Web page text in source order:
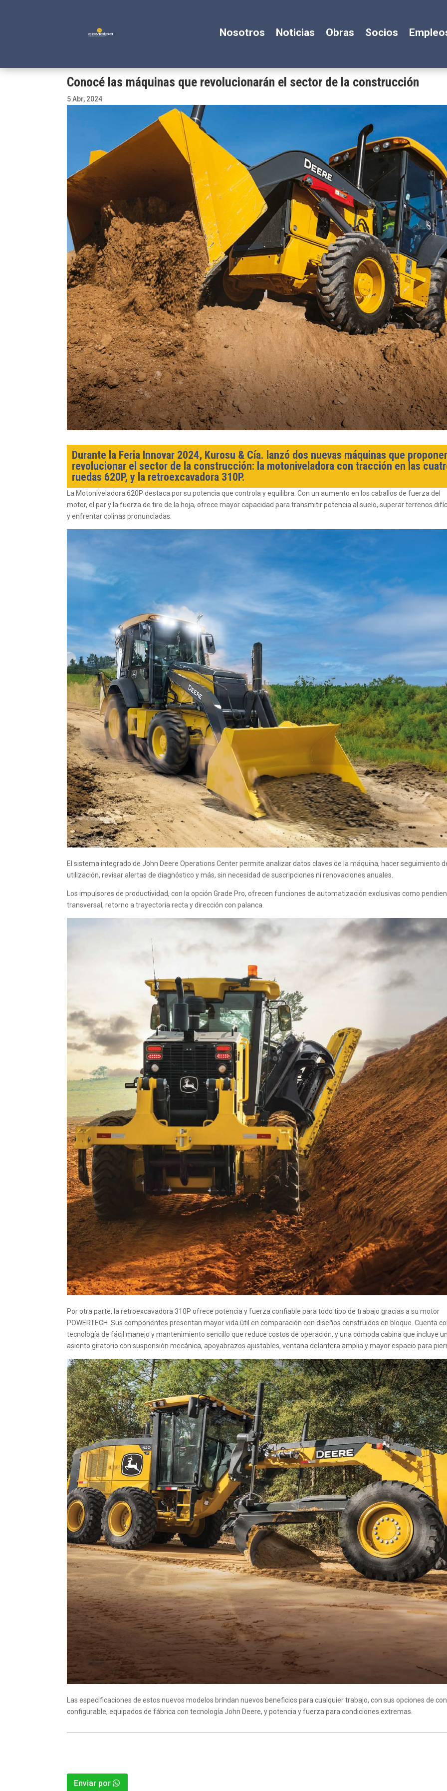
Nosotros Noticias Obras Socios
Conocé las máquinas que revolucionarán el sector de la construcción
5 Abr, 2024
Durante la Feria Innovar 2024, Kurosu & Cía. lanzó dos nuevas máquinas que
revolucionar el sector de la construcción: la motoniveladora con tracción en las
ruedas 620P, y la retroexcavadora 310P.
La Motoniveladora 620P destaca por su potencia que controla y equilibra. Con un aumento en los caballos de fuerza del
motor, el par y la fuerza de tiro de la hoja, ofrece mayor capacidad para transmitir potencia al suelo, superar terrenos
y enfrentar colinas pronunciadas.
El sistema integrado de John Deere Operations Center permite analizar datos claves de la máquina, hacer seguimiento
utilización, revisar alertas de diagnóstico y más, sin necesidad de suscripciones ni renovaciones anuales.
Los impulsores de productividad, con la opción Grade Pro, ofrecen funciones de automatización exclusivas como
transversal, retorno a trayectoria recta y dirección con palanca.
Por otra parte, la retroexcavadora 310P ofrece potencia y fuerza confiable para todo tipo de trabajo gracias a su motor
POWERTECH. Sus componentes presentan mayor vida útil en comparación con diseños construidos en bloque. Cuenta
tecnología de fácil manejo y mantenimiento sencillo que reduce costos de operación, y una cómoda cabina que incluye
asiento giratorio con suspensión mecánica, apoyabrazos ajustables, ventana delantera amplia y mayor espacio para
Las especificaciones de estos nuevos modelos brindan nuevos beneficios para cualquier trabajo, con sus opciones de
configurable, equipados de fábrica con tecnología John Deere, y potencia y fuerza para condiciones extremas.
Enviar por